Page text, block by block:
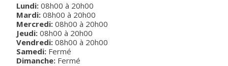
Lundi: 08h00 à 20h00
Mardi: 08h00 à 20h00
Mercredi: 08h00 à 20h00
Jeudi: 08h00 à 20h00
Vendredi: 08h00 à 20h00
Samedi: Fermé
Dimanche: Fermé